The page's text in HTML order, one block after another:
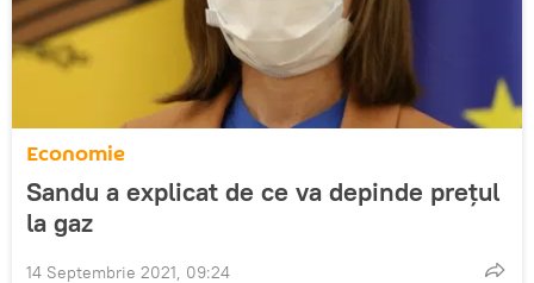
Economie
Sandu a explicat de ce va depinde prețul
la gaz
14 Septembrie 2021, 09:24